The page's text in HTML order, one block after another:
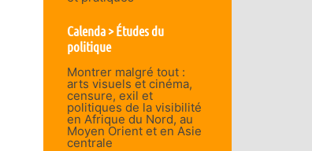
Calenda > Études du
politique
Montrer malgré tout :
arts visuels et cinéma,
censure, exil et
politiques de la visibilité
en Afrique du Nord, au
Moyen Orient et en Asie
centrale